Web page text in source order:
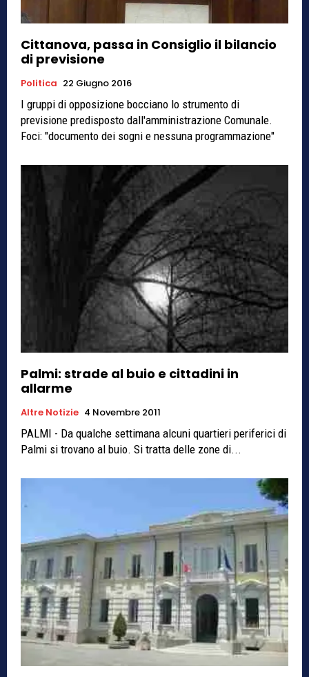
Cittanova, passa in Consiglio il bilancio
di previsione
Politica 22 Giugno 2016
I gruppi di opposizione bocciano lo strumento di
previsione predisposto dall'amministrazione Comunale.
Foci: "documento dei sogni e nessuna programmazione"
Palmi: strade al buio e cittadini in
allarme
Altre Notizie 4 Novembre 2011
PALMI - Da qualche settimana alcuni quartieri periferici di
Palmi si trovano al buio. Si tratta delle zone di...